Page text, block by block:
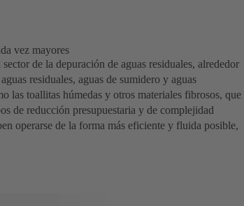
vez mayores
de la depuración de aguas residuales, alrededor
residuales, aguas de sumidero y aguas
las toallitas húmedas y otros materiales fibrosos, que
de reducción presupuestaria y de complejidad
operarse de la forma más eficiente y fluida posible,